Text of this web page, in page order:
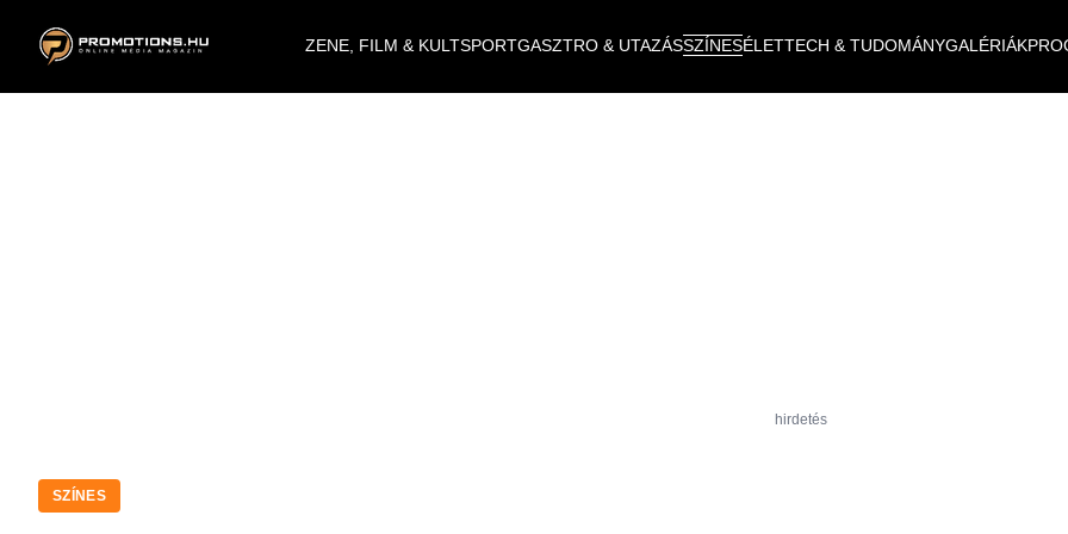
ZENE, FILM & KULTSPORTGASZTRO & UTAZÁSSZÍNESÉLETTECH & TUDOMÁNYGALÉRIÁK
hirdetés
SZÍNES